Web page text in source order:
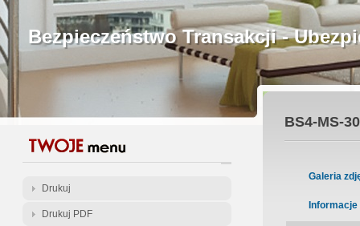
Bezpieczeństwo Transakcji -
Licencjonowani Pośrednicy
Gwarancja Zwrotu Zadatku
Gratis - Przedwstępna Umowa
Drukuj
Drukuj PDF
BS4-MS-
Galeria
Informacje